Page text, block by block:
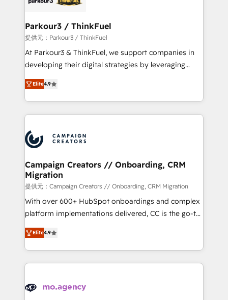
companies scale faster and smarter. 🔹 BOOMS:
Demand generation for all your buyers With BOOMS,
you invest in 100% of your buyers, accelerating your
growth and positioning yourself as an undisputed
transformation process A methodology designed to
implement HubSpot effectively and optimize your
record of business transformation, our growth-first
approach has helped brands dominate their
Parkour3 / ThinkFuel
提供元：Parkour3 / ThinkFuel
At Parkour3 & ThinkFuel, we support companies in
developing their digital strategies by leveraging
technologies and automating their marketing and
sales processes to generate growth. Our offer spans
from Strategy to Operations. We specialize in CRM
onboarding and implementation, web design, sales
extensive experience working with tech companies
and manufacturers since 2002, we are committed to
empowering our clients and developing their
autonomy. Get to grips with HubSpot through
guided implementation and seamless integration of
the CRM platform into your digital ecosystem. Would
you like support in deploying your inbound
to your needs and sales objectives. With 125+
certifications, we are part of the most certified
services are offered in both English & French.
Elite4.9
Campaign Creators // Onboarding, CRM
Migration
提供元：Campaign Creators // Onboarding, CRM Migration
With over 600+ HubSpot onboardings and complex
platform implementations delivered, CC is the go-to
Elite Solutions Partner for businesses ready to
migrate, replatform, and scale smarter. We specialize
in high-impact CRM and CMS migrations and
onboarding from platforms like Salesforce, NetSuite,
WordPress and legacy CRMs, turning fragmented
Elite4.9